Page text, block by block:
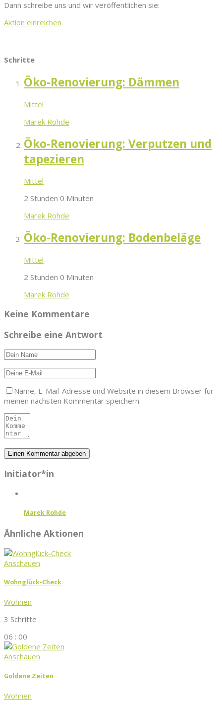
Dann schreibe uns und wir veröffentlichen sie:
Aktion einreichen
Schritte
Öko-Renovierung: Dämmen
Mittel
Marek Rohde
Öko-Renovierung: Verputzen und
tapezieren
Mittel
2 Stunden 0 Minuten
Marek Rohde
Öko-Renovierung: Bodenbeläge
Mittel
2 Stunden 0 Minuten
Marek Rohde
Keine Kommentare
Schreibe eine Antwort
Name, E-Mail-Adresse und Website in diesem Browser für
meinen nächsten Kommentar speichern.
Initiator*in
Marek Rohde
Ähnliche Aktionen
Anschauen
Wohnglück-Check
Wohnen
3 Schritte
06 : 00
Anschauen
Goldene Zeiten
Wohnen